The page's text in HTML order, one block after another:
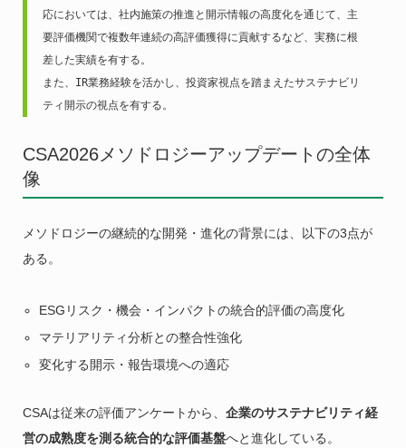
応においては、社内施策の推進と開示情報の高度化を通じて、主
要評価機関で複数年連続の高評価獲得に貢献するなど、実務に根
差した実績を有する。
また、IR業務経験を活かし、投資家視点を踏まえたサステナビリ
ティ開示の視点を有する。
CSA2026メソドロジーアップデートの全体
像
メソドロジーの継続的な開発・進化の背景には、以下の3点が
ある。
ESGリスク・機会・インパクトの統合的評価の高度化
マテリアリティ分析との整合性強化
変化する開示・報告環境への適応
CSAは従来の評価アンケートから、 企業のサステナビリティ経
営の成熟度を測る統合的な評価基盤へと進化している。